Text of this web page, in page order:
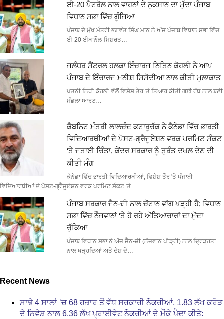
ਈ-20 ਪੈਟਰੋਲ ਨਾਲ ਵਾਹਨਾਂ ਦੇ ਨੁਕਸਾਨ ਦਾ ਮੁੱਦਾ ਪੰਜਾਬ
ਵਿਧਾਨ ਸਭਾ ਵਿੱਚ ਗੂੰਜਿਆ
ਪੰਜਾਬ ਦੇ ਮੁੱਖ ਮੰਤਰੀ ਭਗਵੰਤ ਸਿੰਘ ਮਾਨ ਨੇ ਅੱਜ ਪੰਜਾਬ ਵਿਧਾਨ ਸਭਾ ਵਿੱਚ
ਈ-20 ਈਥਾਨੌਲ-ਮਿਸ਼ਰਤ…
ਜਲੰਧਰ ਸੈਂਟਰਲ ਹਲਕਾ ਇੰਚਾਰਜ ਨਿਤਿਨ ਕੋਹਲੀ ਨੇ ਆਪ
ਪੰਜਾਬ ਦੇ ਇੰਚਾਰਜ ਮਨੀਸ਼ ਸਿਸੋਦੀਆ ਨਾਲ ਕੀਤੀ ਮੁਲਾਕਾਤ
ਪਤਨੀ ਨਿਧੀ ਕੋਹਲੀ ਵੱਲੋਂ ਵਿਸ਼ੇਸ਼ ਤੌਰ 'ਤੇ ਤਿਆਰ ਕੀਤੀ ਗਈ ਹੱਥ ਨਾਲ ਬਣੀ
ਮੰਡਲਾ ਆਰਟ…
ਕੈਬਨਿਟ ਮੰਤਰੀ ਲਾਲਚੰਦ ਕਟਾਰੂਚੱਕ ਨੇ ਕੈਨੇਡਾ ਵਿੱਚ ਭਾਰਤੀ
ਵਿਦਿਆਰਥੀਆਂ ਦੇ ਪੋਸਟ-ਗ੍ਰੈਜੂਏਸ਼ਨ ਵਰਕ ਪਰਮਿਟ ਸੰਕਟ
‘ਤੇ ਜਤਾਈ ਚਿੰਤਾ, ਕੇਂਦਰ ਸਰਕਾਰ ਨੂੰ ਤੁਰੰਤ ਦਖਲ ਦੇਣ ਦੀ
ਕੀਤੀ ਮੰਗ
ਕੈਨੇਡਾ ਵਿੱਚ ਭਾਰਤੀ ਵਿਦਿਆਰਥੀਆਂ, ਵਿਸ਼ੇਸ਼ ਤੌਰ 'ਤੇ ਪੰਜਾਬੀ
ਵਿਦਿਆਰਥੀਆਂ ਦੇ ਪੋਸਟ-ਗ੍ਰੈਜੂਏਸ਼ਨ ਵਰਕ ਪਰਮਿਟ ਸੰਕਟ 'ਤੇ…
ਪੰਜਾਬ ਸਰਕਾਰ ਜੈਨ-ਜ਼ੀ ਨਾਲ ਚੱਟਾਨ ਵਾਂਗ ਖੜ੍ਹੀ ਹੈ; ਵਿਧਾਨ
ਸਭਾ ਵਿੱਚ ਨੌਜਵਾਨਾਂ ‘ਤੇ ਹੋ ਰਹੇ ਅੱਤਿਆਚਾਰਾਂ ਦਾ ਮੁੱਦਾ
ਚੁੱਕਿਆ
ਪੰਜਾਬ ਵਿਧਾਨ ਸਭਾ ਨੇ ਅੱਜ ਜੈਨ-ਜ਼ੀ (ਨੌਜਵਾਨ ਪੀੜ੍ਹੀ) ਨਾਲ ਦ੍ਰਿੜ੍ਹਤਾ
ਨਾਲ ਖੜ੍ਹਦਿਆਂ ਅਤੇ ਦੇਸ਼ ਦੇ…
Recent News
ਸਾਢੇ 4 ਸਾਲਾਂ ‘ਚ 68 ਹਜ਼ਾਰ ਤੋਂ ਵੱਧ ਸਰਕਾਰੀ ਨੌਕਰੀਆਂ, 1.83 ਲੱਖ ਕਰੋੜ
ਦੇ ਨਿਵੇਸ਼ ਨਾਲ 6.36 ਲੱਖ ਪ੍ਰਾਈਵੇਟ ਨੌਕਰੀਆਂ ਦੇ ਮੌਕੇ ਪੈਦਾ ਕੀਤੇ: